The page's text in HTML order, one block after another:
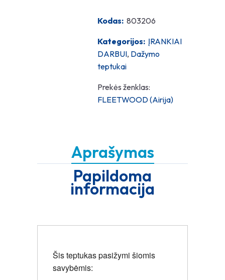
Kodas: 803206
Kategorijos: ĮRANKIAI
DARBUI, Dažymo
teptukai
Prekės ženklas:
FLEETWOOD (Airija)
Aprašymas
Papildoma
informacija
Šis teptukas pasižymi šiomis
savybėmis: